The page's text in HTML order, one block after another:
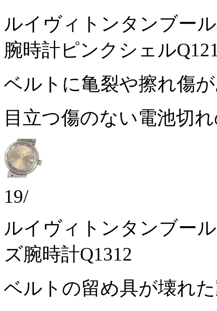
ルイヴィトンタンブー
腕時計ピンクシェル
ベルトに亀裂や擦れ傷
目立つ傷のない電池切
19/
ルイヴィトンタンブー
ズ腕時計Q1312
ベルトの留め具が壊れ